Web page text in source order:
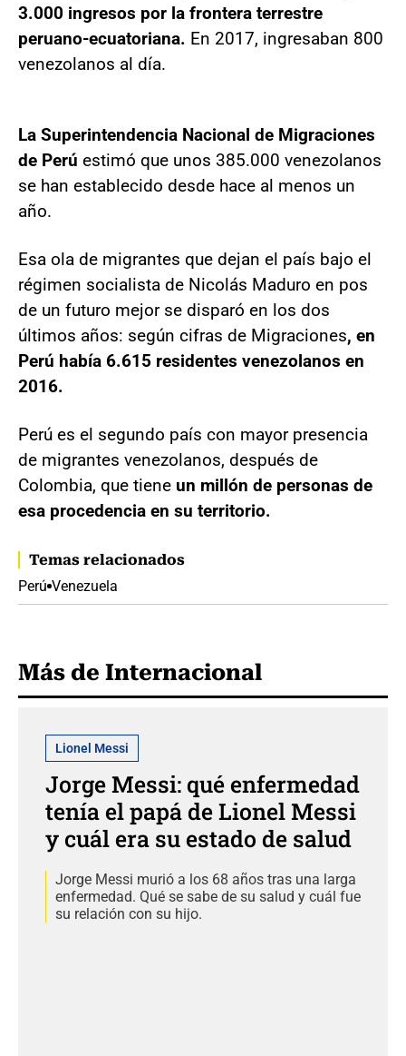
3.000 ingresos por la frontera terrestre
peruano-ecuatoriana. En 2017, ingresaban 800
venezolanos al día.
La Superintendencia Nacional de Migraciones
de Perú estimó que unos 385.000 venezolanos
se han establecido desde hace al menos un
año.
Esa ola de migrantes que dejan el país bajo el
régimen socialista de Nicolás Maduro en pos
de un futuro mejor se disparó en los dos
últimos años: según cifras de Migraciones, en
Perú había 6.615 residentes venezolanos en
2016.
Perú es el segundo país con mayor presencia
de migrantes venezolanos, después de
Colombia, que tiene un millón de personas de
esa procedencia en su territorio.
Temas relacionados
Perú Venezuela
Más de Internacional
Lionel Messi
Jorge Messi: qué enfermedad
tenía el papá de Lionel Messi
y cuál era su estado de salud
Jorge Messi murió a los 68 años tras una larga
enfermedad. Qué se sabe de su salud y cuál fue
su relación con su hijo.